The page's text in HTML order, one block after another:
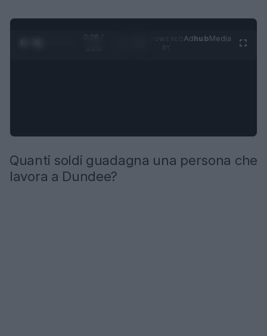
0:29 /
AdhubMedia
Quanti soldi guadagna una persona che
lavora a Dundee?